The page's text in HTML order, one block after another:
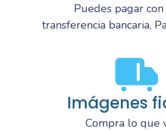
Puedes pagar
transferencia bancaria,
Imágenes
Compra lo que